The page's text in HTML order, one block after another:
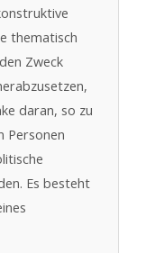
thematisch
Zweck
daran, so zu
Personen
Es besteht